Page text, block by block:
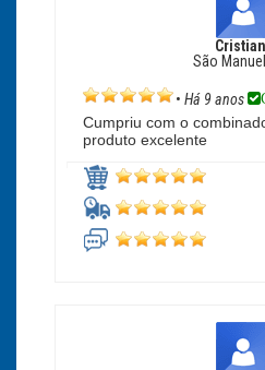
São
• Há 9 anos
Cumpriu com o
produto excelente